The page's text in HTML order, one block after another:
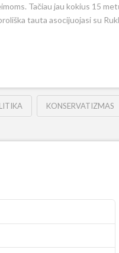
Tačiau jau kokius 15
tauta asocijuojasi su
KONSERVATIZMAS